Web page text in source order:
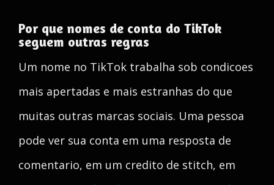
Por que nomes de conta do TikTok
seguem outras regras
Um nome no TikTok trabalha sob condicoes
mais apertadas e mais estranhas do que
muitas outras marcas sociais. Uma pessoa
pode ver sua conta em uma resposta de
comentario, em um credito de stitch, em